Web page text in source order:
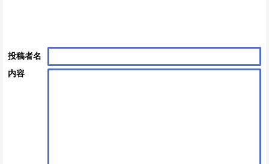
投稿者名
内容